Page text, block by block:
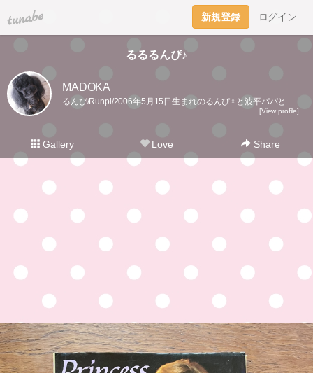
tuna.be 新規登録 ログイン
るるるんぴ♪
MADOKA
るんぴ/Runpi/2006年5月15日生まれのるんぴ♀と波平パパと過ごすのんびり日記2021年12月11日るんぴお空組🌈15年7ヶ月ありがとー！
[View profile]
Gallery Love Share